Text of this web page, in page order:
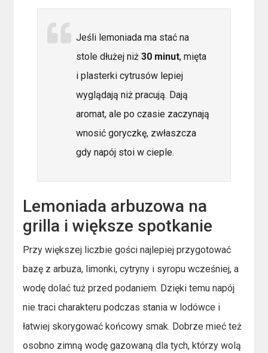
Jeśli lemoniada ma stać na
stole dłużej niż30 minut, mięta
i plasterki cytrusów lepiej
wyglądają niż pracują. Dają
aromat, ale po czasie zaczynają
wnosić goryczkę, zwłaszcza
gdy napój stoi w cieple.
Lemoniada arbuzowa na
grilla i większe spotkanie
Przy większej liczbie gości najlepiej przygotować
bazę z arbuza, limonki, cytryny i syropu wcześniej, a
wodę dolać tuż przed podaniem. Dzięki temu napój
nie traci charakteru podczas stania w lodówce i
łatwiej skorygować końcowy smak. Dobrze mieć też
osobno zimną wodę gazowaną dla tych, którzy wolą